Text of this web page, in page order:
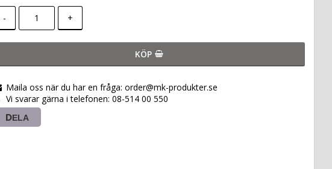
- +
KÖP
Maila oss när du har en fråga: order@mk-produkter.se
Vi svarar gärna i telefonen: 08-514 00 550
DELA